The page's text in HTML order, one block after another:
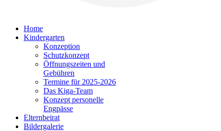
Home
Kindergarten
Konzeption
Schutzkonzept
Öffnungszeiten und
Gebühren
Termine für 2025-2026
Das Kiga-Team
Konzept personelle
Engpässe
Elternbeirat
Bildergalerie